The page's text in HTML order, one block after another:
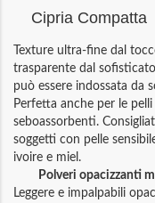
Cipria Compatta
Texture ultra-fine dal
trasparente dal
può essere indossata da
Perfetta anche per le
seboassorbenti.
soggetti con pelle
ivoire e miel.
Polveri opacizzanti
Leggere e impalpabili